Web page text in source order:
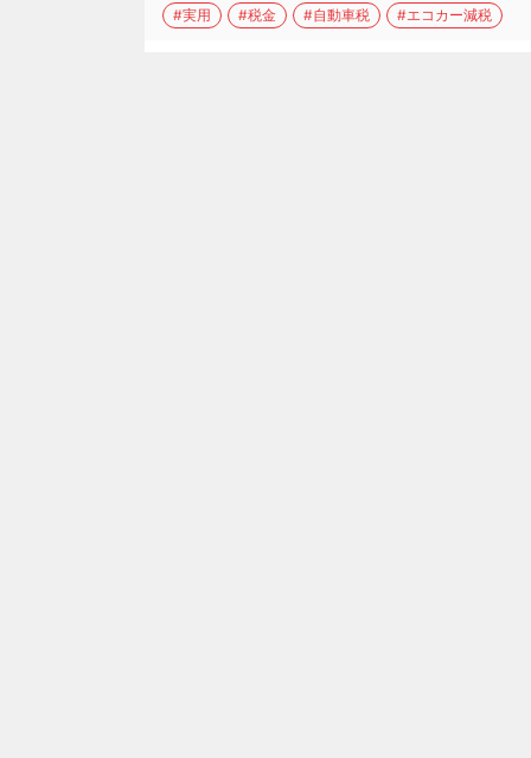
#実用 #税金 #自動車税 #エコカー減税